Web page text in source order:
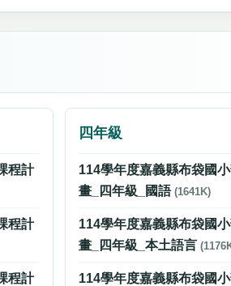
程計
程計
程計
四年級
114學年度嘉義縣布袋國
畫_四年級_國語(1641K)
114學年度嘉義縣布袋國
畫_四年級_本土語言
114學年度嘉義縣布袋國